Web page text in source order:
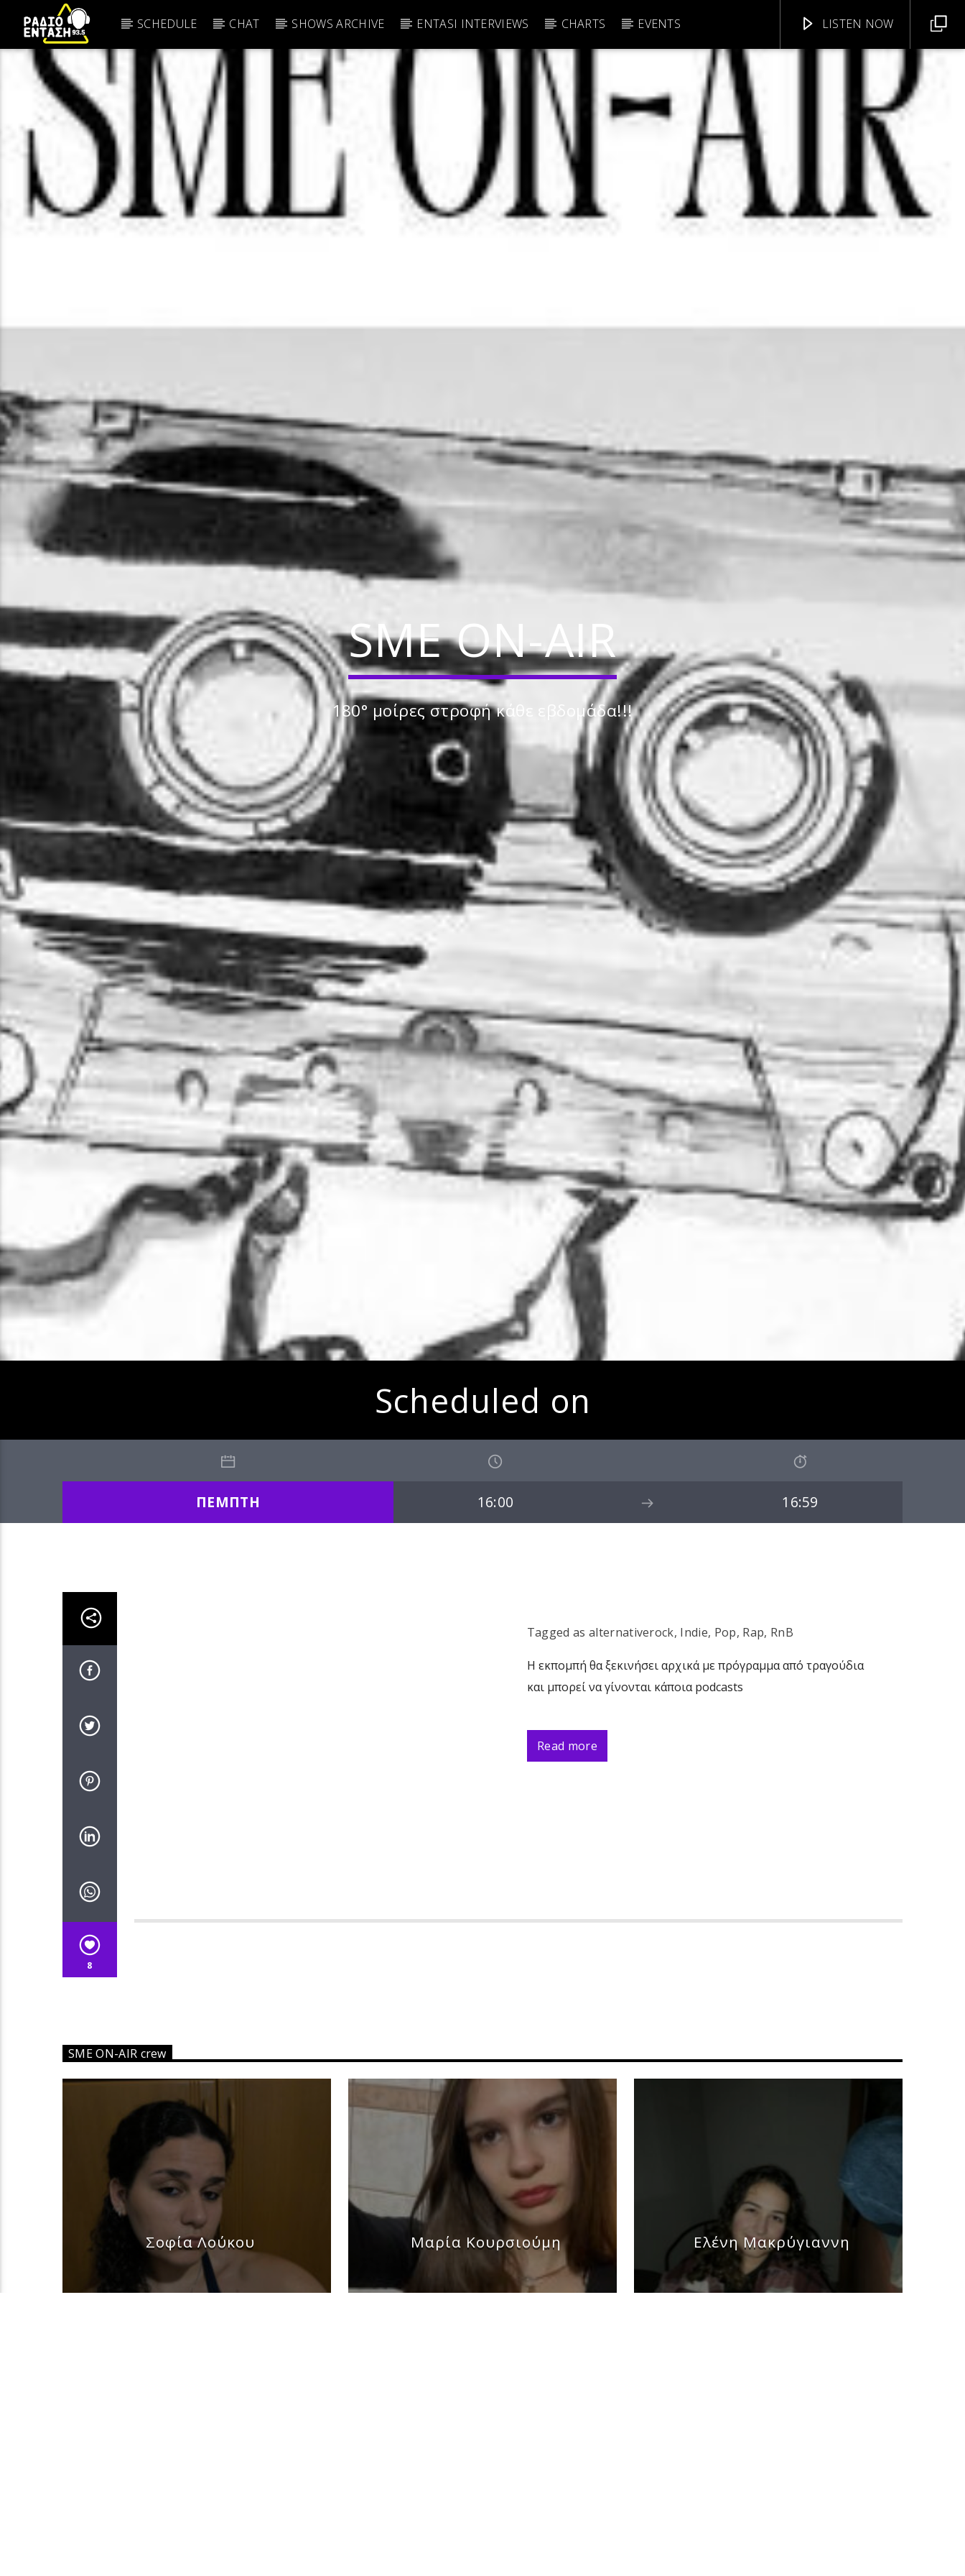
SCHEDULE CHAT SHOWS ARCHIVE ENTASI INTERVIEWS CHARTS EVENTS LISTEN NOW
SME ON-AIR
180° μοίρες στροφή κάθε εβδομάδα!!!
Scheduled on
ΠΕΜΠΤΗ 16:00 16:59
8
Tagged as alternativerock, Indie, Pop, Rap, RnB
Η εκπομπή θα ξεκινήσει αρχικά με πρόγραμμα από τραγούδια
και μπορεί να γίνονται κάποια podcasts
Read more
SME ON-AIR crew
Σοφία Λούκου Μαρία Κουρσιούμη Ελένη Μακρύγιαννη